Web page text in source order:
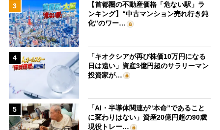
3
【首都圏の不動産価格「危ない駅」ラ
ンキング】“中古マンション売れ行き鈍
化”のワー…
4
「キオクシアが再び株価10万円になる
日は遠い」資産3億円超のサラリーマン
投資家が…
5
「AI・半導体関連が“本命”であること
に変わりはない」資産20億円超の90歳
現役トレー…